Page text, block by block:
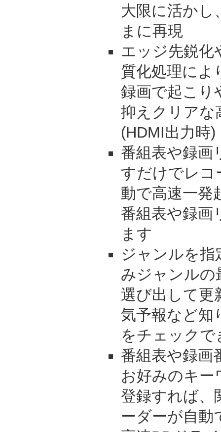
大限に活かし
まに再現
エッジ先鋭化
質化処理によ
録画で起こり
抑えクリアな
(HDMI出力時)
番組表や録画
すだけでレコ
動で高速一発
番組表や録画
ます
ジャンルを指
みジャンルの
選び出して更
気予報など知
をチェックで
番組表や録画
お好みのキー
登録すれば、
ーダーが自動